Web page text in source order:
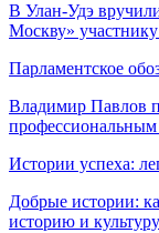
В Улан-Удэ
Москву»
Парламентское
Владимир Павлов
Истории успеха:
Добрые истории:
историю и